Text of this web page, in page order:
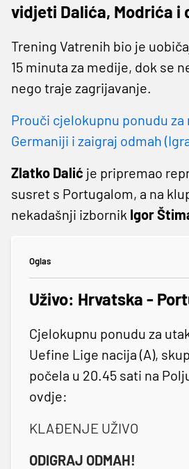
vidjeti Dalića, Modrića i
Trening Vatrenih bio je
15 minuta za medije, dok se
nego traje zagrijavanje.
Prouči cjelokupnu ponudu za
Germaniji i zaigraj odmah
Zlatko Dalić je pripremao
susret s Portugalom, a na
nekadašnji izbornik Igor
Oglas
Uživo: Hrvatska -
Cjelokupnu ponudu za
Uefine Lige nacija (A),
počela u 20.45 sati na
ovdje:
KLAĐENJE UŽIVO
ODIGRAJ ODMAH!